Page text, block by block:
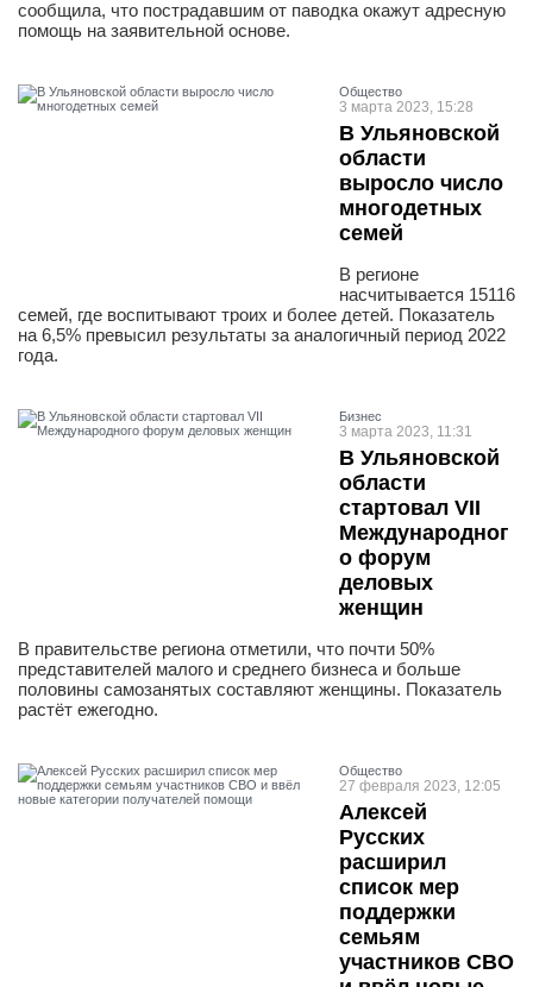
сообщила, что пострадавшим от паводка окажут адресную
помощь на заявительной основе.
Общество
3 марта 2023, 15:28
В Ульяновской
области
выросло число
многодетных
семей
В регионе
насчитывается 15116
семей, где воспитывают троих и более детей. Показатель
на 6,5% превысил результаты за аналогичный период 2022
года.
Бизнес
3 марта 2023, 11:31
В Ульяновской
области
стартовал VII
Международног
о форум
деловых
женщин
В правительстве региона отметили, что почти 50%
представителей малого и среднего бизнеса и больше
половины самозанятых составляют женщины. Показатель
растёт ежегодно.
Общество
27 февраля 2023, 12:05
Алексей
Русских
расширил
список мер
поддержки
семьям
участников СВО